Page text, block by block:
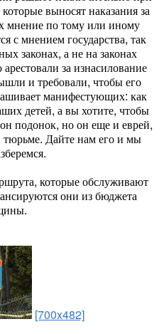
выносят наказания за
мнение по тому или иному
с мнением государства, так
законах, а не на законах
за изнасилование
и требовали, чтобы его
манифестующих: как
детей, а вы хотите, чтобы
подонок, но он еще и еврей,
тюрьме. Дайте нам его и мы
которые обслуживают
они из бюджета
[700x482]